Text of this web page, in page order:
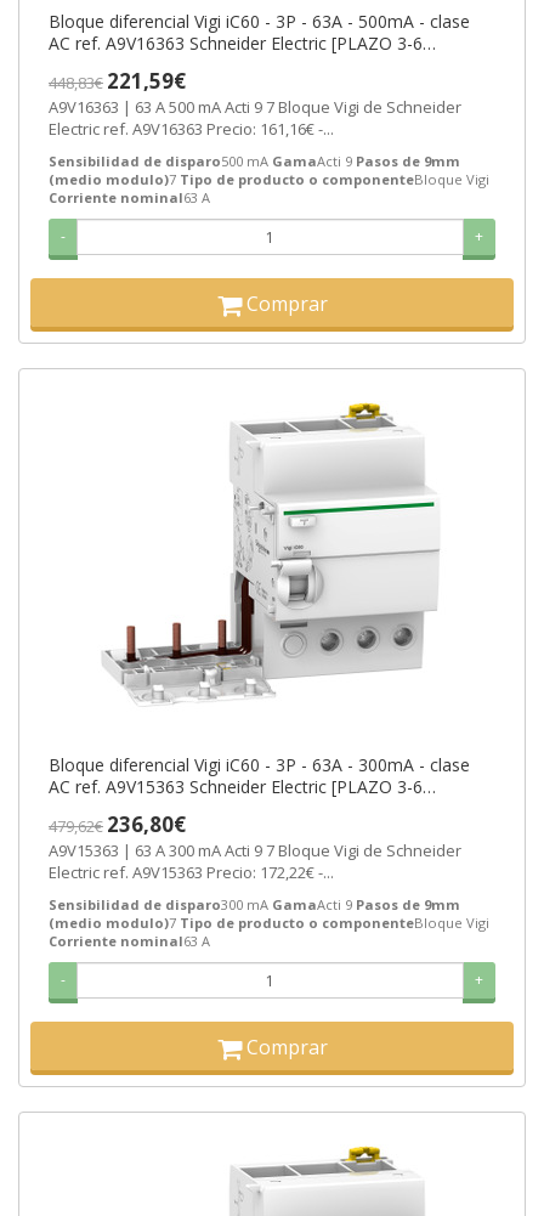
Bloque diferencial Vigi iC60 - 3P - 63A - 500mA - clase
AC ref. A9V16363 Schneider Electric [PLAZO 3-6
448,83€ 221,59€
A9V16363 | 63 A 500 mA Acti 9 7 Bloque Vigi de Schneider
Electric ref. A9V16363 Precio: 161,16€ -...
Sensibilidad de disparo500 mA GamaActi 9 Pasos de 9mm
(medio modulo)7 Tipo de producto o componenteBloque Vigi
Corriente nominal63 A
- +
Comprar
Bloque diferencial Vigi iC60 - 3P - 63A - 300mA - clase
AC ref. A9V15363 Schneider Electric [PLAZO 3-6
479,62€ 236,80€
A9V15363 | 63 A 300 mA Acti 9 7 Bloque Vigi de Schneider
Electric ref. A9V15363 Precio: 172,22€ -...
Sensibilidad de disparo300 mA GamaActi 9 Pasos de 9mm
(medio modulo)7 Tipo de producto o componenteBloque Vigi
Corriente nominal63 A
- +
Comprar